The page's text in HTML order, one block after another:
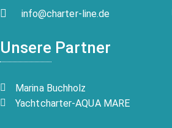
info@charter-line.de
Unsere Partner
Marina Buchholz
Yachtcharter-AQUA MARE